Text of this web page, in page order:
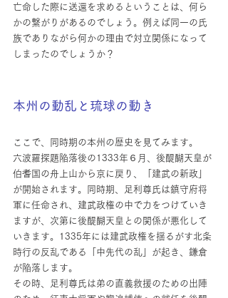
亡命した際に送還を求めるということは、何ら
かの繋がりがあるのでしょう。例えば同一の氏
族でありながら何かの理由で対立関係になって
しまったのでしょうか？
本州の動乱と琉球の動き
ここで、同時期の本州の歴史を見てみます。
六波羅探題陥落後の1333年６月、後醍醐天皇が
伯耆国の舟上山から京に戻り、「建武の新政」
が開始されます。同時期、足利尊氏は鎮守府将
軍に任命され、建武政権の中で力をつけていき
ますが、次第に後醍醐天皇との関係が悪化して
いきます。1335年には建武政権を揺るがす北条
時行の反乱である「中先代の乱」が起き、鎌倉
が陥落します。
その時、足利尊氏は弟の直義救援のための出陣